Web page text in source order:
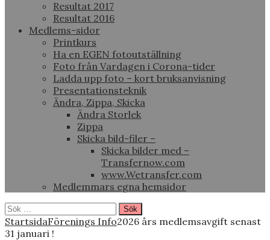
Resultat 2017
Resultat 2016
Medlems-sidor
Printkurs
Ha en EGEN fotoutställning
Foto från Vardagen i Corona-tider
Ladda upp foto – kort bruksanvisning
Presentationsteknik
Ändra, Zippa, Skicka
Ändra Storlek
Zippa
Skicka bild-filer –
Skicka bilder med –
Transfernow.com
www.Wetransfer.com
Medlemmars egna hemsidor
Sök
efter:
StartsidaFörenings Info2026 års medlemsavgift senast
31 januari !